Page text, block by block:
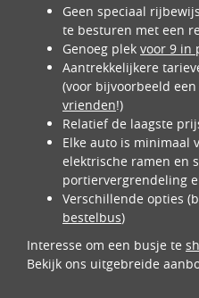
Geen speciaal
te besturen met een
Genoeg plek voor 9 in
Aantrekkelijkere
(voor bijvoorbeeld een
vrienden!)
Relatief de laagste
Elke auto is minimaal
elektrische ramen en
portiervergrendeling
Verschillende opties
bestelbus)
Interesse om een busje te
Bekijk ons uitgebreide